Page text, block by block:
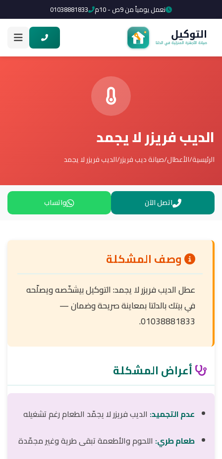
نعمل يومياً من 9ص - 10م 01038881833
الديب فريزر لا يجمد
الرئيسية/الأعطال/صيانة ديب فريزر/الديب فريزر لا يجمد
اتصل الآن واتساب
وصف المشكلة
عطل الديب فريزر لا يجمد: التوكيل بيشخّصه ويصلّحه
في بيتك بالدلتا بمعاينة صريحة وضمان —
01038881833.
أعراض المشكلة
عدم التجميد: الديب فريزر لا يجمّد الطعام رغم تشغيله
طعام طري: اللحوم والأطعمة تبقى طرية وغير مجمّدة